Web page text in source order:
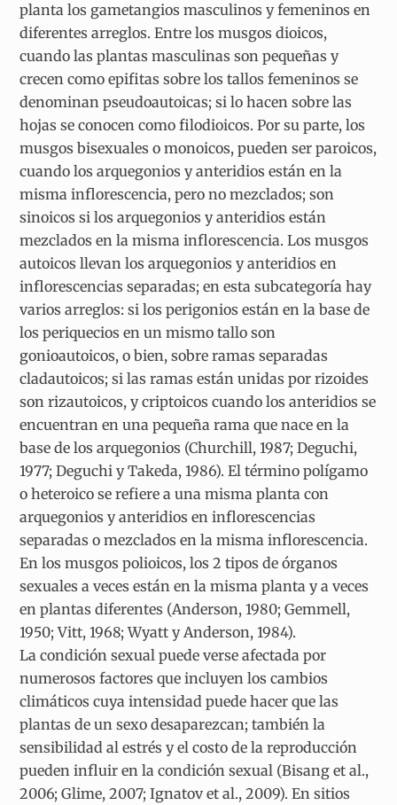
planta los gametangios masculinos y femeninos en
diferentes arreglos. Entre los musgos dioicos,
cuando las plantas masculinas son pequeñas y
crecen como epifitas sobre los tallos femeninos se
denominan pseudoautoicas; si lo hacen sobre las
hojas se conocen como filodioicos. Por su parte, los
musgos bisexuales o monoicos, pueden ser paroicos,
cuando los arquegonios y anteridios están en la
misma inflorescencia, pero no mezclados; son
sinoicos si los arquegonios y anteridios están
mezclados en la misma inflorescencia. Los musgos
autoicos llevan los arquegonios y anteridios en
inflorescencias separadas; en esta subcategoría hay
varios arreglos: si los perigonios están en la base de
los periquecios en un mismo tallo son
gonioautoicos, o bien, sobre ramas separadas
cladautoicos; si las ramas están unidas por rizoides
son rizautoicos, y criptoicos cuando los anteridios se
encuentran en una pequeña rama que nace en la
base de los arquegonios (Churchill, 1987; Deguchi,
1977; Deguchi y Takeda, 1986). El término polígamo
o heteroico se refiere a una misma planta con
arquegonios y anteridios en inflorescencias
separadas o mezclados en la misma inflorescencia.
En los musgos polioicos, los 2 tipos de órganos
sexuales a veces están en la misma planta y a veces
en plantas diferentes (Anderson, 1980; Gemmell,
1950; Vitt, 1968; Wyatt y Anderson, 1984).
La condición sexual puede verse afectada por
numerosos factores que incluyen los cambios
climáticos cuya intensidad puede hacer que las
plantas de un sexo desaparezcan; también la
sensibilidad al estrés y el costo de la reproducción
pueden influir en la condición sexual (Bisang et al.,
2006; Glime, 2007; Ignatov et al., 2009). En sitios